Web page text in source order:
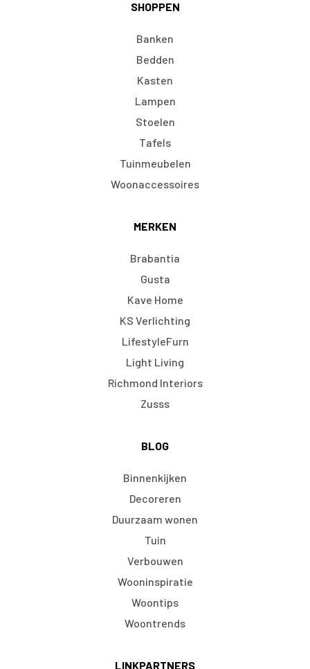
SHOPPEN
Banken
Bedden
Kasten
Lampen
Stoelen
Tafels
Tuinmeubelen
Woonaccessoires
MERKEN
Brabantia
Gusta
Kave Home
KS Verlichting
LifestyleFurn
Light Living
Richmond Interiors
Zusss
BLOG
Binnenkijken
Decoreren
Duurzaam wonen
Tuin
Verbouwen
Wooninspiratie
Woontips
Woontrends
LINKPARTNERS